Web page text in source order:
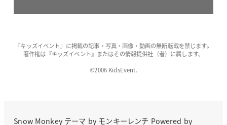
『キッズイベント』に掲載の記事・写真・画像・動画の無断転載を禁じます。
著作権は『キッズイベント』またはその情報提供社（者）に属します。
©2006 KidsEvent.
Snow Monkeyテーマ by モンキーレンチ Powered by